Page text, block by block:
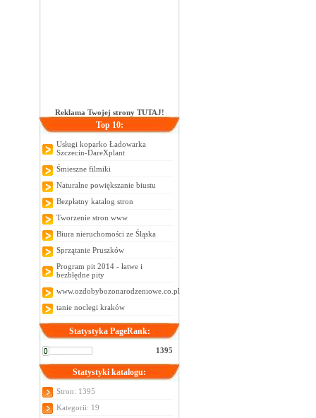
Reklama Twojej strony TUTAJ!
Top 10:
Usługi koparko Ładowarka
Szczecin-DareXplant
Śmieszne filmiki
Naturalne powiększanie biustu
Bezpłatny katalog stron
Tworzenie stron www
Biura nieruchomości ze Śląska
Sprzątanie Pruszków
Program pit 2014 - łatwe i
bezbłędne pity
www.ozdobybozonarodzeniowe.co.pl
tanie noclegi kraków
Statystyka PageRank:
1395
Statystyki katalogu:
Stron: 1395
Kategorii: 19